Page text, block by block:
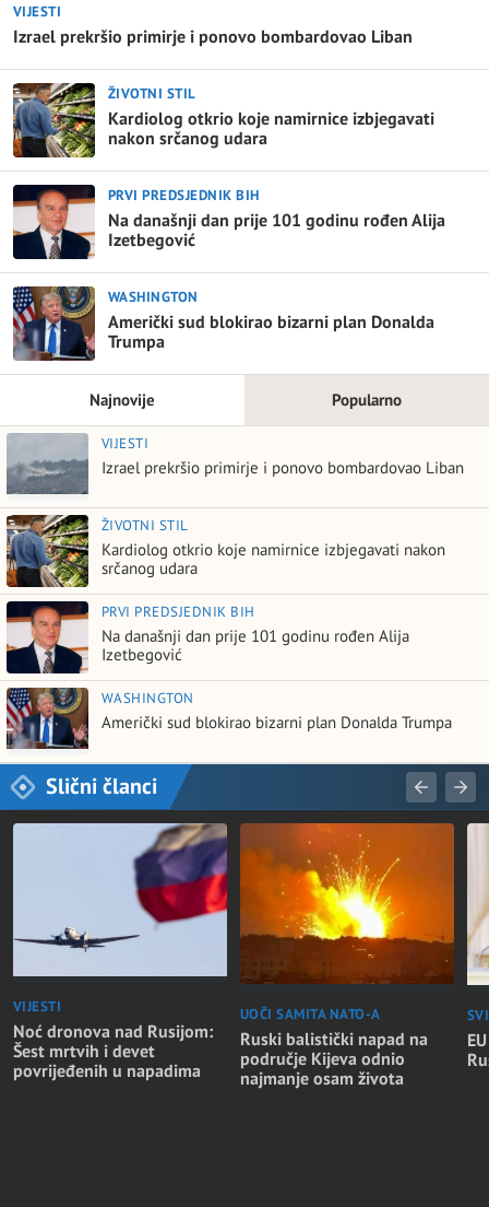
VIJESTI
Izrael prekršio primirje i ponovo bombardovao Liban
ŽIVOTNI STIL
Kardiolog otkrio koje namirnice izbjegavati
nakon srčanog udara
PRVI PREDSJEDNIK BIH
Na današnji dan prije 101 godinu rođen Alija
Izetbegović
WASHINGTON
Američki sud blokirao bizarni plan Donalda
Trumpa
Najnovije Popularno
VIJESTI
Izrael prekršio primirje i ponovo bombardovao Liban
ŽIVOTNI STIL
Kardiolog otkrio koje namirnice izbjegavati nakon
srčanog udara
PRVI PREDSJEDNIK BIH
Na današnji dan prije 101 godinu rođen Alija
Izetbegović
WASHINGTON
Američki sud blokirao bizarni plan Donalda Trumpa
Slični članci
VIJESTI
Noć dronova nad Rusijom:
Šest mrtvih i devet
povrijeđenih u napadima
UOČI SAMITA NATO-A
Ruski balistički napad na
područje Kijeva odnio
najmanje osam života